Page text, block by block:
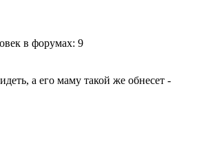
а его маму такой же обнесет -